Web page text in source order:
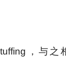
，与之